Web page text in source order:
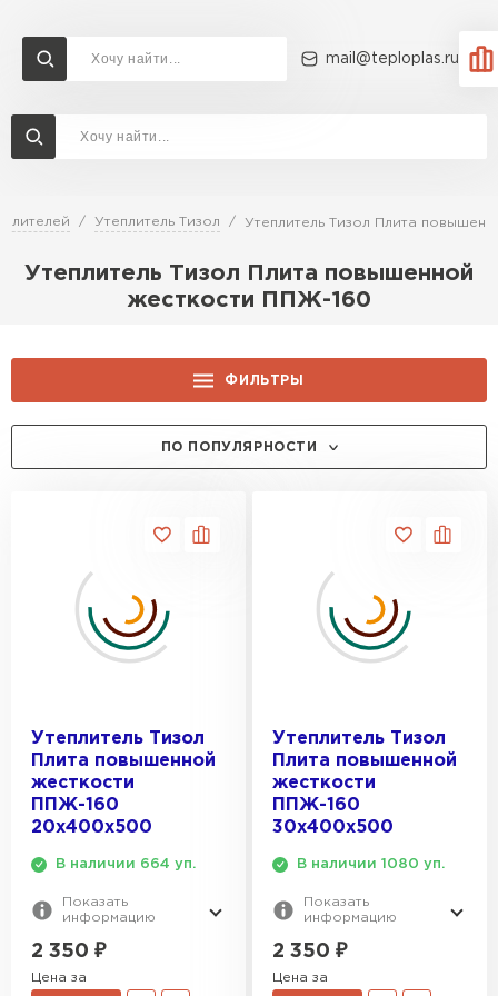
mail@teploplas.ru
Утеплитель Тизол Утеплитель Тизол Плита
Утеплитель Тизол Плита повышенной
жесткости ППЖ-160
ФИЛЬТРЫ
120
70
600
1000
2000
ШИРИНА, ММ:
400
1000
ПО ПОПУЛЯРНОСТИ
Утеплитель Тизол
Плита повышенной
жесткости
ППЖ-160
20х400х500
В наличии 664 уп.
Показать
информацию
2 350 ₽
Цена за
Утеплитель Тизол
Плита повышенной
жесткости
ППЖ-160
30х400х500
В наличии 1080 уп.
Показать
информацию
2 350 ₽
Цена за
Доставка и оплата
Перейти в каталог
Утеплитель Ветонит
Утеплитель Profiplex
Утеплитель Дирок
Утеплитель Белтеп
Утеплитель Rockwool
Утеплитель Пеноплекс
Утеплитель Урса
Утеплитель Isoroc
Утеплитель Изовол
Утеплитель Paroc
Утеплитель Hotrock
Утеплитель Изомин